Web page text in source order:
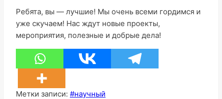
Ребята, вы — лучшие! Мы очень всеми гордимся и
уже скучаем! Нас ждут новые проекты,
мероприятия, полезные и добрые дела!
Метки записи: #научный